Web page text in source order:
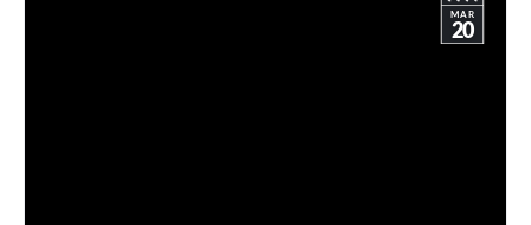
MAR
20